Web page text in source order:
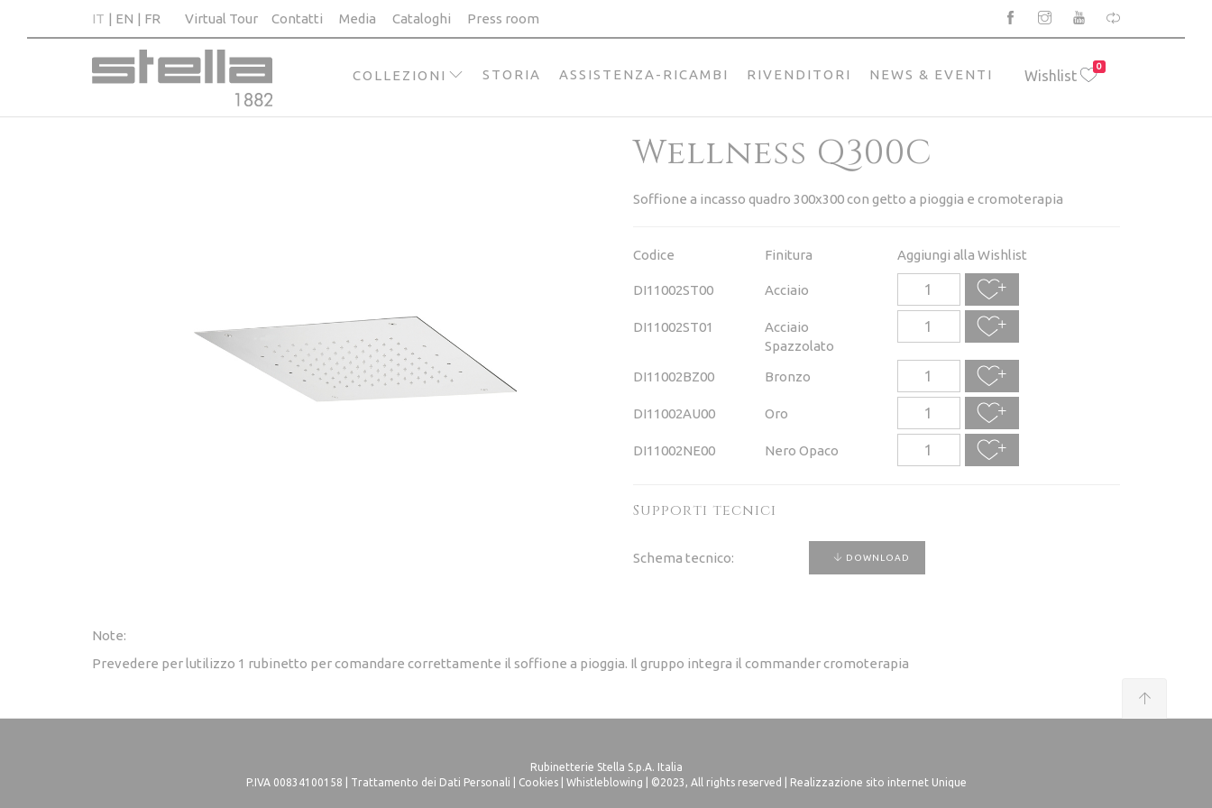
IT EN FR Virtual Tour Contatti Media Cataloghi Press room
Wishlist
0
COLLEZIONI STORIA ASSISTENZA-RICAMBI RIVENDITORI NEWS & EVENTI
Wellness Q300C
Soffione a incasso quadro 300x300 con getto a pioggia e cromoterapia
Codice Finitura Aggiungi alla Wishlist
DI11002ST00 Acciaio
DI11002ST01
Acciaio
Spazzolato
DI11002BZ00
Bronzo
DI11002AU00 Oro
DI11002NE00 Nero Opaco
Supporti tecnici
Schema tecnico: DOWNLOAD
Note:
Prevedere per lutilizzo 1 rubinetto per comandare correttamente il soffione a pioggia. Il gruppo integra il commander cromoterapia
Rubinetterie Stella S.p.A. Italia
P.IVA 00834100158 |
Trattamento dei Dati Personali Cookies| Whistleblowing | ©2023, All rights reserved | Realizzazione sito internet Unique